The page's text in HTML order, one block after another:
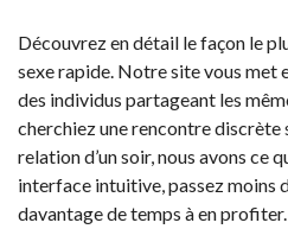
Découvrez en détail le façon le
sexe rapide. Notre site vous met
des individus partageant les
cherchiez une rencontre discrète
relation d’un soir, nous avons ce
interface intuitive, passez moins
davantage de temps à en